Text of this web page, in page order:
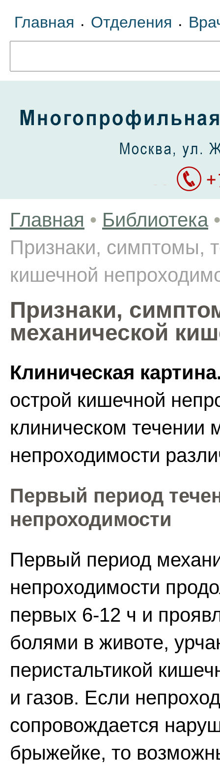
Главная • Отделения •
Главная • Библиотека •
Признаки, симптомы,
кишечной
Признаки,
механической
Клиническая
острой кишечной
клиническом течении
непроходимости
Первый период
непроходимости
Первый период
непроходимости
первых 6-12 ч и
болями в животе,
перистальтикой
и газов. Если
сопровождается
брыжейке, то